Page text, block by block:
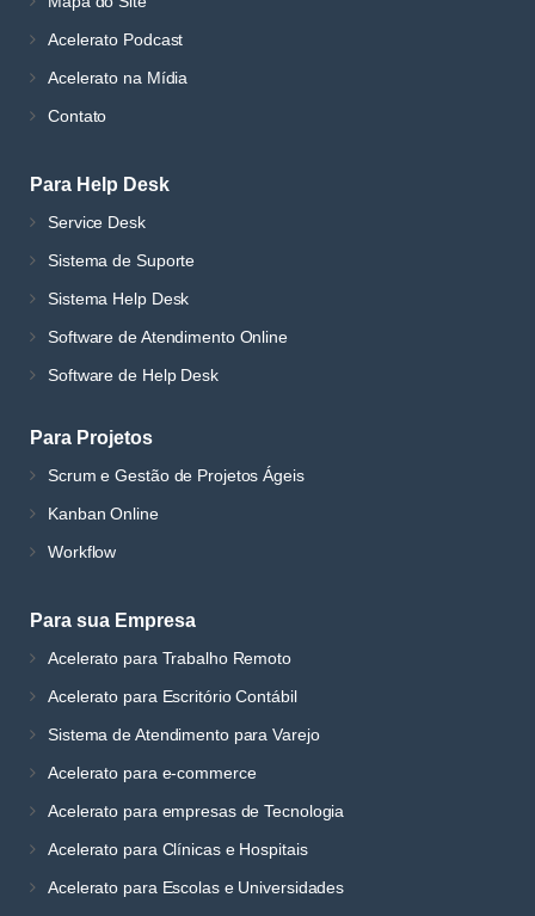
Acelerato Podcast
Acelerato na Mídia
Contato
Para Help Desk
Service Desk
Sistema de Suporte
Sistema Help Desk
Software de Atendimento Online
Software de Help Desk
Para Projetos
Scrum e Gestão de Projetos Ágeis
Kanban Online
Workflow
Para sua Empresa
Acelerato para Trabalho Remoto
Acelerato para Escritório Contábil
Sistema de Atendimento para Varejo
Acelerato para e-commerce
Acelerato para empresas de Tecnologia
Acelerato para Clínicas e Hospitais
Acelerato para Escolas e Universidades